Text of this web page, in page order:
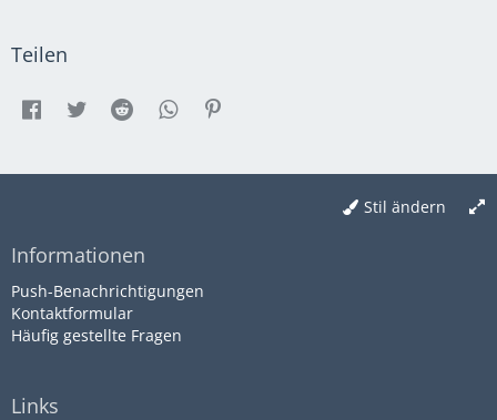
Teilen
Stil ändern
Informationen
Push-Benachrichtigungen
Kontaktformular
Häufig gestellte Fragen
Links